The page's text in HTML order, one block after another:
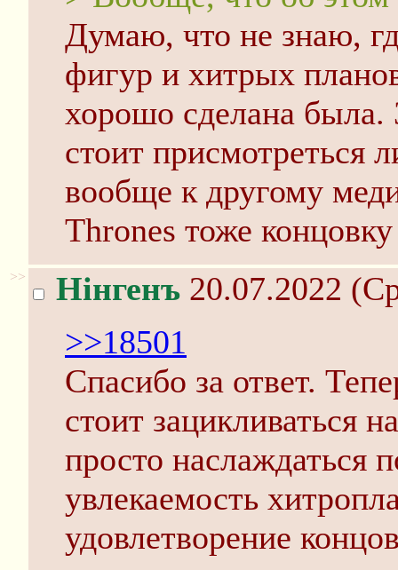
Думаю, что не знаю,
фигур и хитрых
хорошо сделана
стоит присмотреться
вообще к другому
Thrones тоже
>> Нінгенъ 20.07.2022
>>18501
Спасибо за ответ.
стоит зацикливаться
просто наслаждаться
увлекаемость
удовлетворение